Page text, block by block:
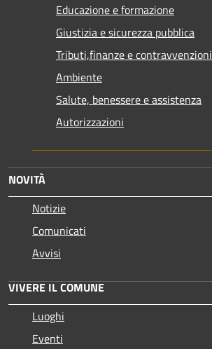
Educazione e formazione
Giustizia e sicurezza pubblica
Tributi,finanze e contravvenzioni
Ambiente
Salute, benessere e assistenza
Autorizzazioni
NOVITÀ
Notizie
Comunicati
Avvisi
VIVERE IL COMUNE
Luoghi
Eventi